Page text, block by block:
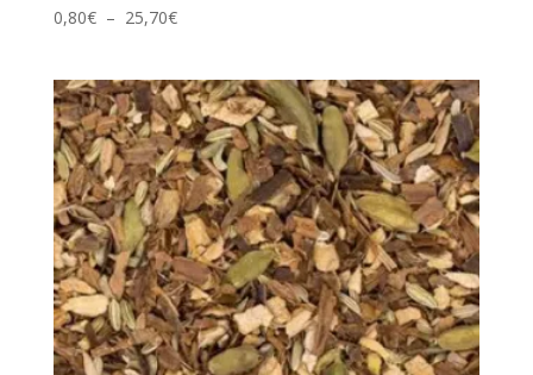
0,80€ – 25,70€Plage
0,80€
à
25,70€